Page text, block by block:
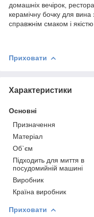
домашніх вечірок,
керамічну бочку для
справжнім смаком і якістю
Приховати
Характеристики
Основні
Призначення
Матеріал
Об`єм
Підходить для миття в
посудомийній машині
Виробник
Країна виробник
Приховати